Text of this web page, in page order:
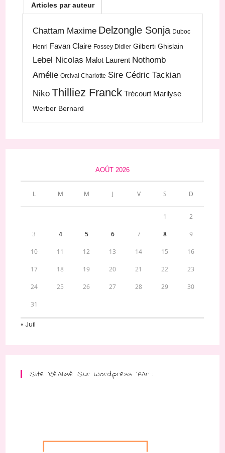
Articles par auteur
Chattam Maxime Delzongle Sonja Duboc
Henri Favan Claire Fossey Didier Gilberti Ghislain
Lebel Nicolas Malot Laurent Nothomb
Amélie Orcival Charlotte Sire Cédric Tackian
Niko Thilliez Franck Trécourt Marilyse
Werber Bernard
AOÛT 2026
L M M J V S D
1 2
3 4 5 6 7 8 9
10 11 12 13 14 15 16
17 18 19 20 21 22 23
24 25 26 27 28 29 30
31
« Juil
Site Réalisé Sur Wordpress Par :